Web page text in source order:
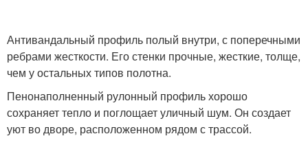
Антивандальный профиль полый внутри, с поперечными
ребрами жесткости. Его стенки прочные, жесткие, толще,
чем у остальных типов полотна.
Пенонаполненный рулонный профиль хорошо
сохраняет тепло и поглощает уличный шум. Он создает
уют во дворе, расположенном рядом с трассой.